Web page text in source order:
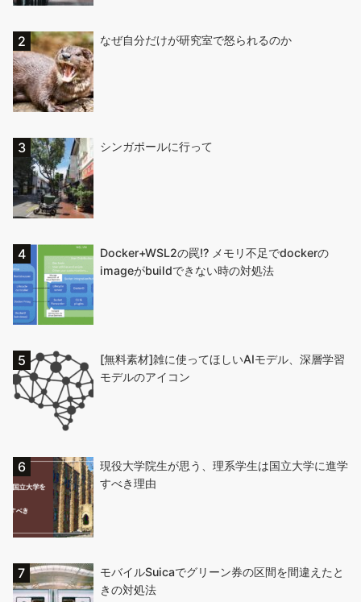
なぜ自分だけが研究室で怒られるのか
シンガポールに行って
Docker+WSL2の罠!? メモリ不足でdockerの
imageがbuildできない時の対処法
[無料素材]雑に使ってほしいAIモデル、深層学習
モデルのアイコン
現役大学院生が思う、理系学生は国立大学に進学
すべき理由
モバイルSuicaでグリーン券の区間を間違えたと
きの対処法